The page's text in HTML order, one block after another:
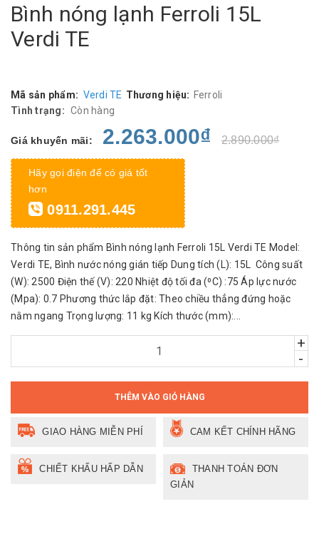
Bình nóng lạnh Ferroli 15L
Verdi TE
Mã sản phẩm: Verdi TE Thương hiệu: Ferroli
Tình trạng: Còn hàng
Giá khuyến mãi: 2.263.000₫ 2.890.000₫
Hãy gọi điện để có giá tốt
hơn
0911.291.445
Thông tin sản phẩm Bình nóng lạnh Ferroli 15L Verdi TE Model:
Verdi TE, Bình nước nóng gián tiếp Dung tích (L): 15L Công suất
(W): 2500 Điện thế (V): 220 Nhiệt độ tối đa (⁰C) :75 Áp lực nước
(Mpa): 0.7 Phương thức lắp đặt: Theo chiều thẳng đứng hoặc
nằm ngang Trọng lượng: 11 kg Kích thước (mm):...
+
-
THÊM VÀO GIỎ HÀNG
GIAO HÀNG MIỄN PHÍ CAM KẾT CHÍNH HÃNG
CHIẾT KHẤU HẤP DẪN
THANH TOÁN ĐƠN
GIẢN